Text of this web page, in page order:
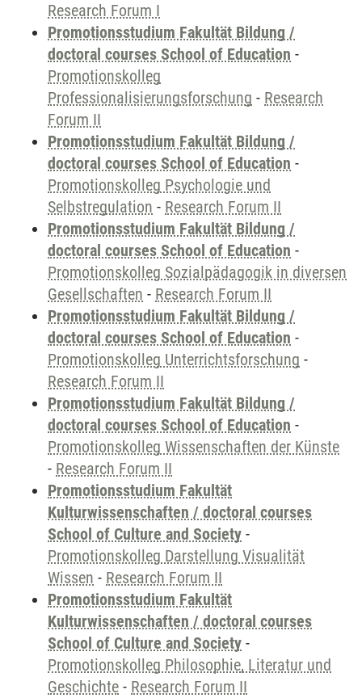
Research Forum I
Promotionsstudium Fakultät Bildung /
doctoral courses School of Education -
Promotionskolleg
Professionalisierungsforschung - Research
Forum II
Promotionsstudium Fakultät Bildung /
doctoral courses School of Education -
Promotionskolleg Psychologie und
Selbstregulation - Research Forum II
Promotionsstudium Fakultät Bildung /
doctoral courses School of Education -
Promotionskolleg Sozialpädagogik in diversen
Gesellschaften - Research Forum II
Promotionsstudium Fakultät Bildung /
doctoral courses School of Education -
Promotionskolleg Unterrichtsforschung -
Research Forum II
Promotionsstudium Fakultät Bildung /
doctoral courses School of Education -
Promotionskolleg Wissenschaften der Künste
- Research Forum II
Promotionsstudium Fakultät
Kulturwissenschaften / doctoral courses
School of Culture and Society -
Promotionskolleg Darstellung Visualität
Wissen - Research Forum II
Promotionsstudium Fakultät
Kulturwissenschaften / doctoral courses
School of Culture and Society -
Promotionskolleg Philosophie, Literatur und
Geschichte - Research Forum II